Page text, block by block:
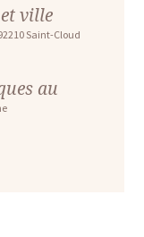
ville
Saint-Cloud
au